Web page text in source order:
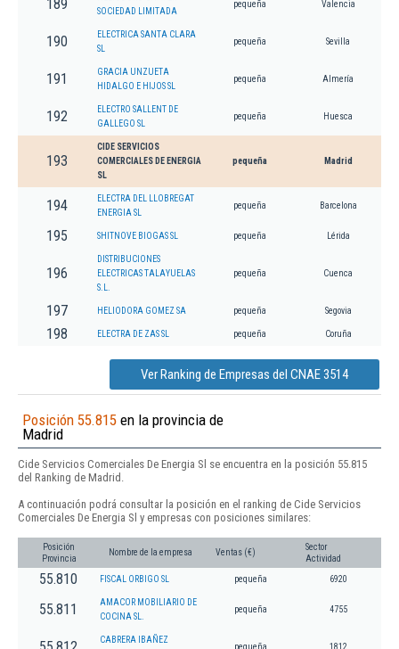
189
SOCIEDAD LIMITADA
pequeña Valencia
190
ELECTRICA SANTA CLARA
SL
pequeña Sevilla
191
GRACIA UNZUETA
HIDALGO E HIJOS SL
pequeña Almería
192
ELECTRO SALLENT DE
GALLEGO SL
pequeña Huesca
193
CIDE SERVICIOS
COMERCIALES DE ENERGIA
SL
pequeña Madrid
194
ELECTRA DEL LLOBREGAT
ENERGIA SL
pequeña Barcelona
195 SHITNOVE BIOGAS SL pequeña Lérida
196
DISTRIBUCIONES
ELECTRICAS TALAYUELAS
S.L.
pequeña Cuenca
197 HELIODORA GOMEZ SA pequeña Segovia
198 ELECTRA DE ZAS SL pequeña Coruña
Ver Ranking de Empresas del CNAE 3514
Posición 55.815 en la provincia de
Madrid
Cide Servicios Comerciales De Energia Sl se encuentra en la posición 55.815
del Ranking de Madrid.
A continuación podrá consultar la posición en el ranking de Cide Servicios
Comerciales De Energia Sl y empresas con posiciones similares:
Posición
Provincia
Nombre de la empresa Ventas (€)
Sector
Actividad
55.810 FISCAL ORBIGO SL pequeña 6920
55.811
AMACOR MOBILIARIO DE
COCINA SL.
pequeña 4755
CABRERA IBAÑEZ